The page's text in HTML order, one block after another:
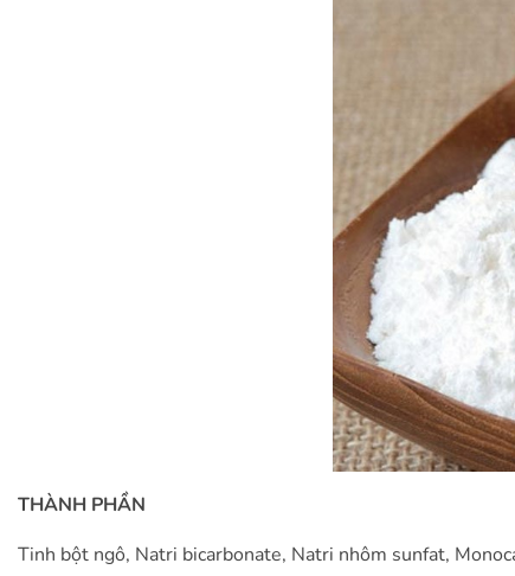
THÀNH PHẦN
Tinh bột ngô, Natri bicarbonate, Natri nhôm sunfat,